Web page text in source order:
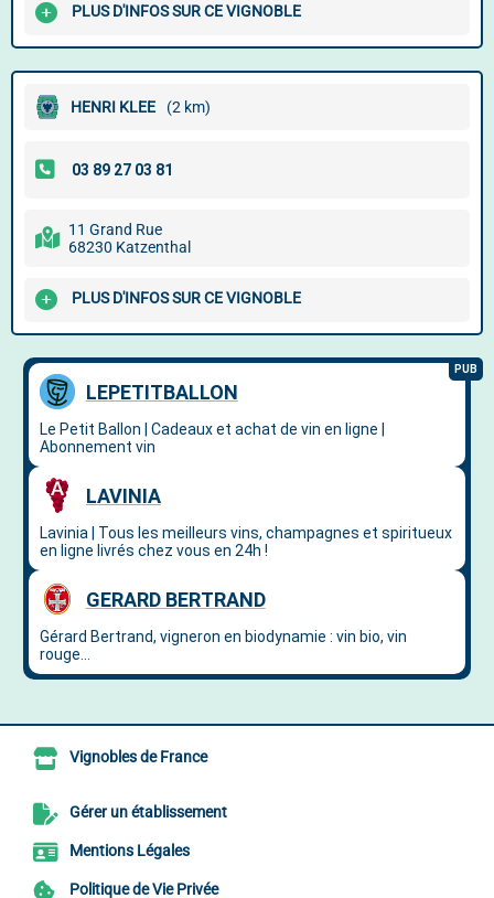
PLUS D'INFOS SUR CE VIGNOBLE
HENRI KLEE (2 km)
11 Grand Rue
68230 Katzenthal
PLUS D'INFOS SUR CE VIGNOBLE
Vignobles de France
Gérer un établissement
Mentions Légales
Politique de Vie Privée